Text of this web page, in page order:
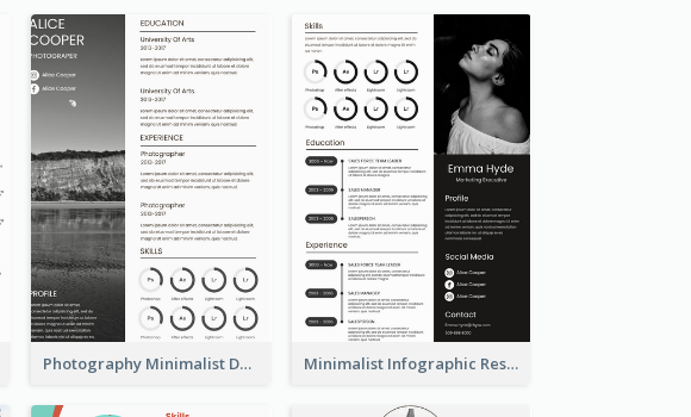
Photography Minimalist Design Resume Minimalist Infographic Resume